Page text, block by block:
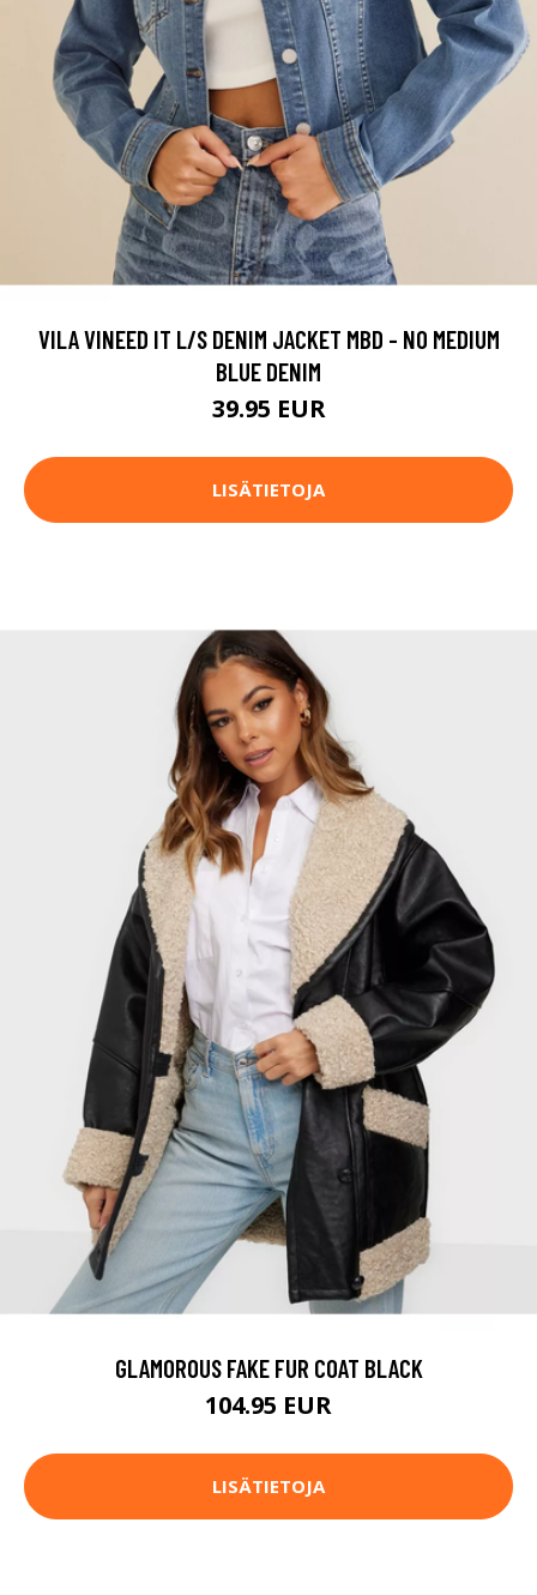
VILA VINEED IT L/S DENIM JACKET MBD - NO MEDIUM
BLUE DENIM
39.95 EUR
LISÄTIETOJA
GLAMOROUS FAKE FUR COAT BLACK
104.95 EUR
LISÄTIETOJA